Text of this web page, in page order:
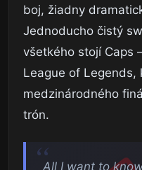
boj, žiadny
Jednoducho čistý
všetkého stojí Caps
League of Legends,
medzinárodného
trón.
All I want to